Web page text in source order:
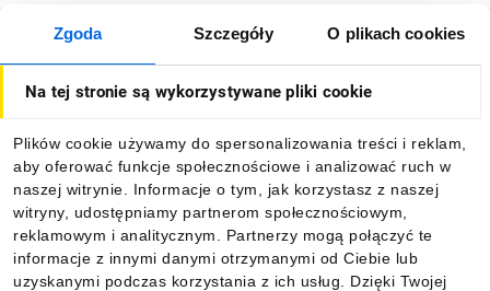
Zgoda Szczegóły O plikach cookies
Na tej stronie są wykorzystywane pliki cookie
Plików cookie używamy do spersonalizowania treści i reklam,
aby oferować funkcje społecznościowe i analizować ruch w
naszej witrynie. Informacje o tym, jak korzystasz z naszej
witryny, udostępniamy partnerom społecznościowym,
reklamowym i analitycznym. Partnerzy mogą połączyć te
informacje z innymi danymi otrzymanymi od Ciebie lub
uzyskanymi podczas korzystania z ich usług. Dzięki Twojej
O firmie
Informacje
Pobierz naszą aplikację mobilną: